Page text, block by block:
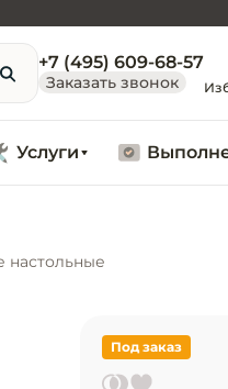
+7 (495) 609-68-57
Заказать звонок
Услуги
настольные
Под заказ